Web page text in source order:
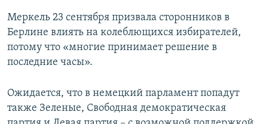
Меркель 23 сентября призвала сторонников в
Берлине влиять на колеблющихся избирателей,
потому что «многие принимает решение в
последние часы».
Ожидается, что в немецкий парламент попадут
также Зеленые, Свободная демократическая